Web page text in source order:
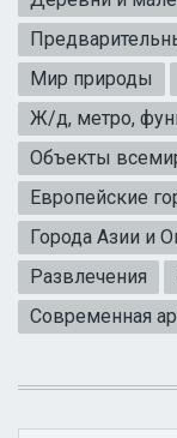
Мир природы
Ж/д, метро,
Объекты
Европейские
Города Азии и
Развлечения
Современная